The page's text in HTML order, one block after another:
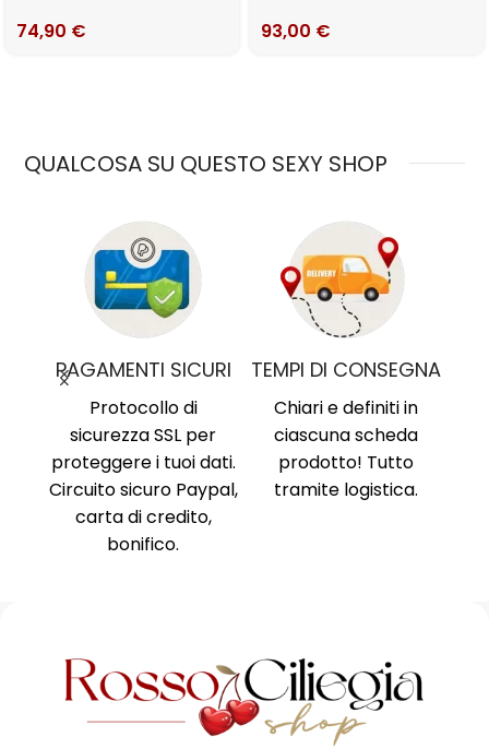
74,90 €
93,00 €
QUALCOSA SU QUESTO SEXY SHOP
PAGAMENTI SICURI
Protocollo di
sicurezza SSL per
proteggere i tuoi dati.
Circuito sicuro Paypal,
carta di credito,
bonifico.
TEMPI DI CONSEGNA
Chiari e definiti in
ciascuna scheda
prodotto! Tutto
tramite logistica.